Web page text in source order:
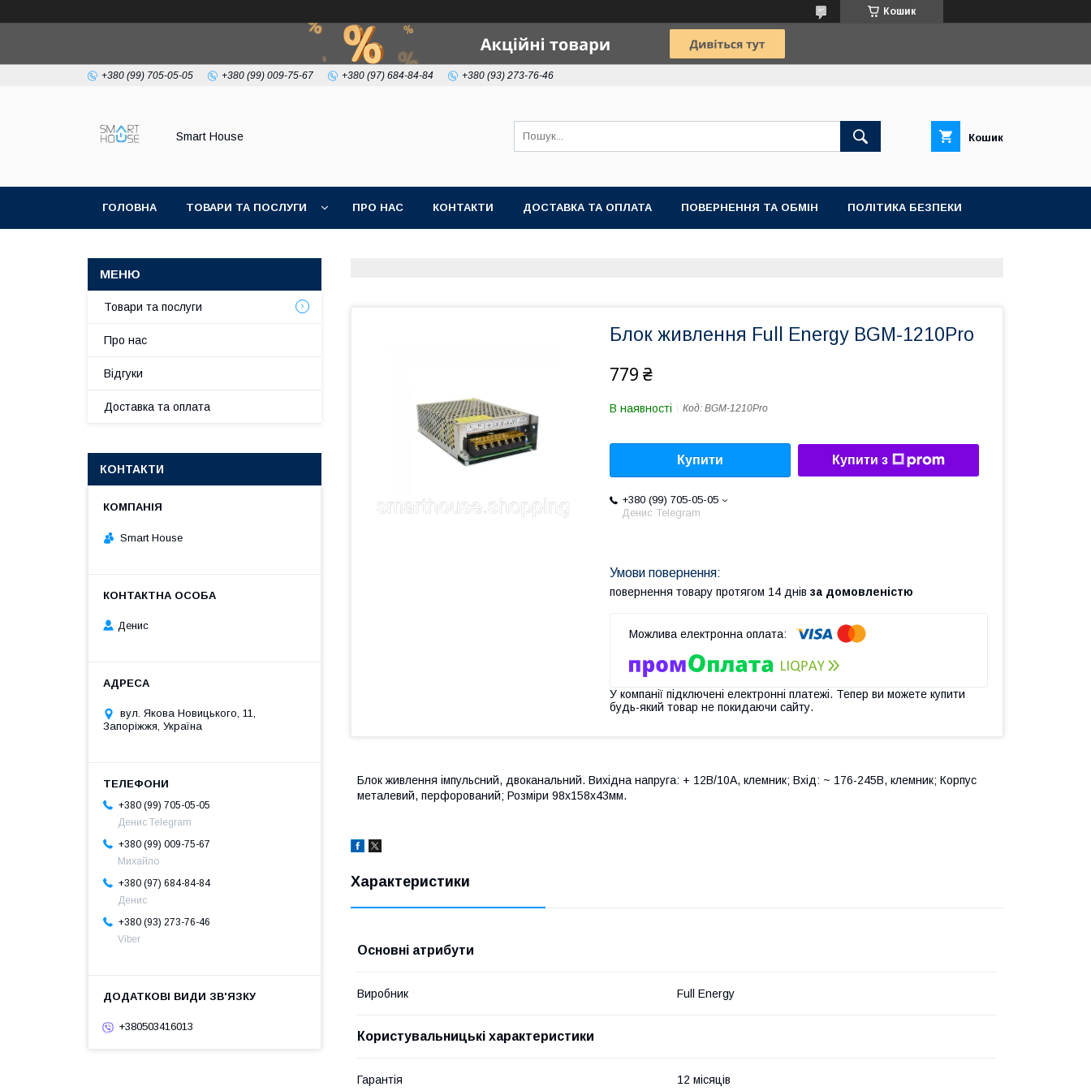
Кошик
+380 (99) 705-05-05 +380 (99) 009-75-67 +380 (97) 684-84-84 +380 (93) 273-76-46
Smart House Кошик
ГОЛОВНА ТОВАРИ ТА ПОСЛУГИ ПРО НАС КОНТАКТИ ДОСТАВКА ТА ОПЛАТА ПОВЕРНЕННЯ ТА ОБМІН ПОЛІТИКА БЕЗПЕКИ
Блок живлення Full Energy BGM-1210Pro
779 ₴
В наявності Код: BGM-1210Pro
Купити Купити з
+380 (99) 705-05-05
Денис Telegram
повернення товару протягом 14 днів за домовленістю
У компанії підключені електронні платежі. Тепер ви можете купити
будь-який товар не покидаючи сайту.
Блок живлення імпульсний, двоканальний. Вихідна напруга: + 12В/10А, клемник; Вхід: ~ 176-245В, клемник; Корпус
металевий, перфорований; Розміри 98x158x43мм.
Характеристики
Основні атрибути
Виробник Full Energy
Користувальницькі характеристики
Гарантія 12 місяців
Товари та послуги
Про нас
Відгуки
Доставка та оплата
КОНТАКТИ
Smart House
Денис
вул. Якова Новицького, 11,
Запоріжжя, Україна
+380 (99) 705-05-05
Денис Telegram
+380 (99) 009-75-67
Михайло
+380 (97) 684-84-84
Денис
+380 (93) 273-76-46
Viber
+380503416013